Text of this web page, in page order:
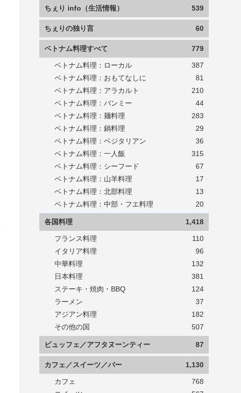
ちぇり info（生活情報） 539
ちぇりの独り言 60
ベトナム料理すべて 779
ベトナム料理：ローカル
387
ベトナム料理：おもてなしに
81
ベトナム料理：アラカルト
210
ベトナム料理：バンミー
44
ベトナム料理：麺料理
283
ベトナム料理：鍋料理
29
ベトナム料理：ベジタリアン
36
ベトナム料理：一人飯
315
ベトナム料理：シーフード
67
ベトナム料理：山羊料理
17
ベトナム料理：北部料理
13
ベトナム料理：中部・フエ料理
20
各国料理 1,418
フランス料理
110
イタリア料理
96
中華料理
132
日本料理
381
ステーキ・焼肉・BBQ
124
ラーメン
37
アジアン料理
182
その他の国
507
ビュッフェ／アフタヌーンティー 87
カフェ／スイーツ／バー 1,130
カフェ
768